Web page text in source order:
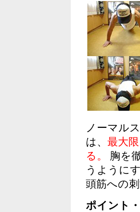
ノーマル
は、 最大
る。 胸を
うように
頭筋への
ポイント・